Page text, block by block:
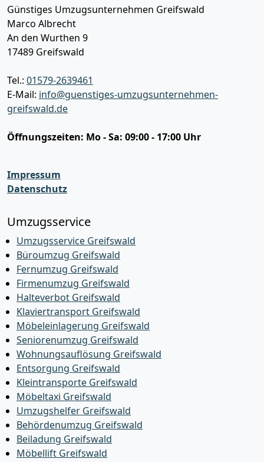
Günstiges Umzugsunternehmen Greifswald
Marco Albrecht
An den Wurthen 9
17489 Greifswald
Tel.: 01579-2639461
E-Mail: info@guenstiges-umzugsunternehmen-
greifswald.de
Öffnungszeiten: Mo - Sa: 09:00 - 17:00 Uhr
Impressum
Datenschutz
Umzugsservice
Umzugsservice Greifswald
Büroumzug Greifswald
Fernumzug Greifswald
Firmenumzug Greifswald
Halteverbot Greifswald
Klaviertransport Greifswald
Möbeleinlagerung Greifswald
Seniorenumzug Greifswald
Wohnungsauflösung Greifswald
Entsorgung Greifswald
Kleintransporte Greifswald
Möbeltaxi Greifswald
Umzugshelfer Greifswald
Behördenumzug Greifswald
Beiladung Greifswald
Möbellift Greifswald